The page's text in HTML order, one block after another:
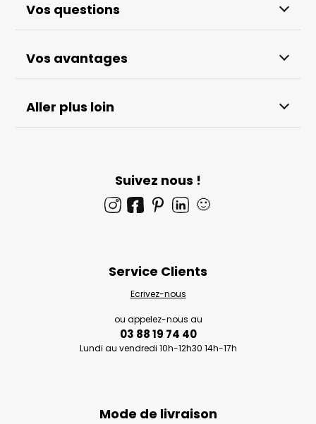
Vos questions
Vos avantages
Aller plus loin
Suivez nous !
🙂
Mode de livraison
Service Clients
Ecrivez-nous
ou appelez-nous au
03 88 19 74 40
Lundi au vendredi 10h-12h30 14h-17h